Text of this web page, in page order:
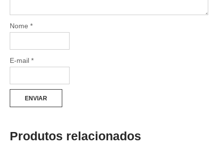
Nome *
E-mail *
Produtos relacionados